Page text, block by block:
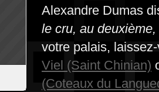
Alexandre Dumas
le cru, au
votre palais,
Viel (Saint Chinian)
(Coteaux du